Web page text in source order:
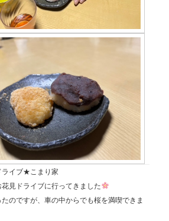
ライブ★こまり家
花見ドライブに行ってきました
のですが、車の中からでも桜を満喫できま